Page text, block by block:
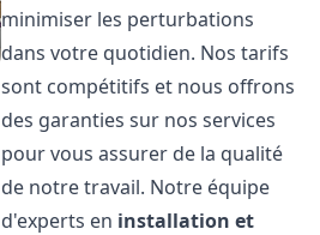
minimiser les perturbations
dans votre quotidien. Nos tarifs
sont compétitifs et nous offrons
des garanties sur nos services
pour vous assurer de la qualité
de notre travail. Notre équipe
d'experts en installation et